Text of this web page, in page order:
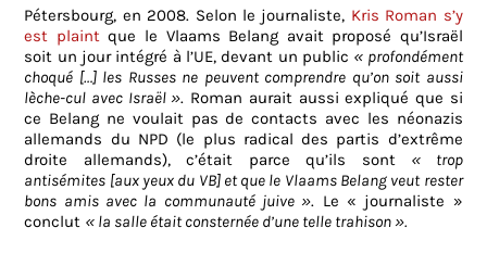
Pétersbourg, en 2008. Selon le journaliste, Kris Roman s’y
est plaintque le Vlaams Belang avait proposé qu’Israël
soit un jour intégré à l’UE, devant un public « profondément
choqué […] les Russes ne peuvent comprendre qu’on soit aussi
lèche-cul avec Israël ». Roman aurait aussi expliqué que si
ce Belang ne voulait pas de contacts avec les néonazis
allemands du NPD (le plus radical des partis d’extrême
droite allemands), c’était parce qu’ils sont « trop
antisémites [aux yeux du VB] et que le Vlaams Belang veut rester
bons amis avec la communauté juive ». Le « journaliste »
conclut « la salle était consternée d’une telle trahison ».